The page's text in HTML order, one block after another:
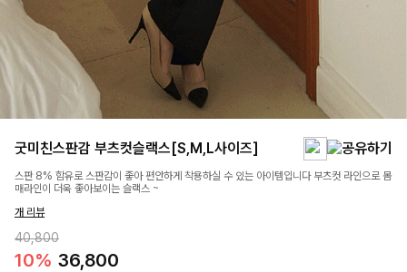
굿미친스판감 부츠컷슬랙스[S,M,L사이즈]
스판 8% 함유로 스판감이 좋아 편안하게 착용하실 수 있는 아이템입니다 부츠컷 라인으로 몸
매라인이 더욱 좋아보이는 슬랙스 ~
개 리뷰
40,800
10% 36,800